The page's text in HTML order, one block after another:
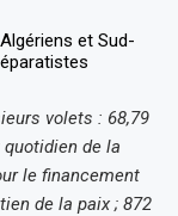
volets : 68,79
de la
le financement
de la paix ; 872